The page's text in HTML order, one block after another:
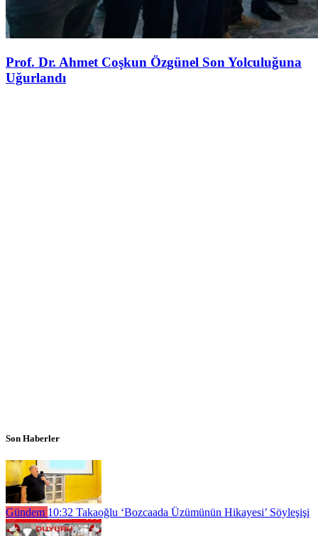
Prof. Dr. Ahmet Coşkun Özgünel Son Yolculuğuna
Uğurlandı
Son Haberler
Gündem 10:32 Takaoğlu ‘Bozcaada Üzümünün Hikayesi’ Söyleşişi